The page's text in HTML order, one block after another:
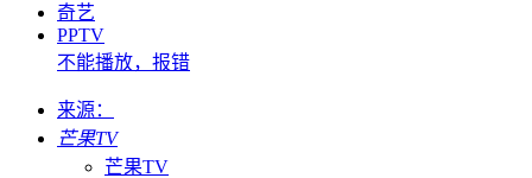
奇艺
PPTV
不能播放，报错
来源：
芒果TV
芒果TV